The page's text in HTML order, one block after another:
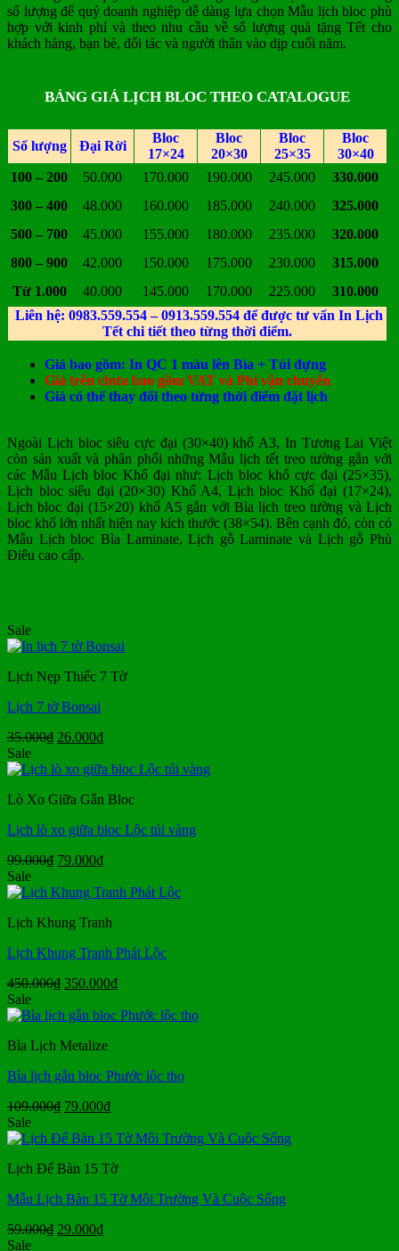
số lượng để quý doanh nghiệp dễ dàng lựa chọn Mẫu lịch bloc phù
hợp với kinh phí và theo nhu cầu về số lượng quà tặng Tết cho
khách hàng, bạn bè, đối tác và người thân vào dịp cuối năm.
BẢNG GIÁ LỊCH BLOC THEO CATALOGUE
Số lượng Đại Rời
Bloc
17×24
Bloc
20×30
Bloc
25×35
Bloc
30×40
100 – 200
50.000 170.000 190.000 245.000
330.000
300 – 400
48.000 160.000 185.000 240.000
325.000
500 – 700
45.000 155.000 180.000 235.000
320.000
800 – 900
42.000 150.000 175.000 230.000
315.000
Từ 1.000
40.000 145.000 170.000 225.000
310.000
Liên hệ: 0983.559.554 – 0913.559.554 để được tư vấn In Lịch
Tết chi tiết theo từng thời điểm.
Giá bao gồm: In QC 1 màu lên Bìa + Túi đựng
Giá trên chưa bao gồm VAT và Phí vận chuyển
Giá có thể thay đổi theo từng thời điểm đặt lịch
Ngoài Lịch bloc siêu cực đại (30×40) khổ A3, In Tương Lai Việt
còn sản xuất và phân phối những Mẫu lịch tết treo tường gắn với
các Mẫu Lịch bloc Khổ đại như: Lịch bloc khổ cực đại (25×35),
Lịch bloc siêu đại (20×30) Khổ A4, Lịch bloc Khổ đại (17×24),
Lịch bloc đại (15×20) khổ A5 gắn với Bìa lịch treo tường và Lịch
bloc khổ lớn nhất hiện nay kích thước (38×54). Bên cạnh đó, còn có
Mẫu Lịch bloc Bìa Laminate, Lịch gỗ Laminate và Lịch gỗ Phù
Điêu cao cấp.
Sale
Lịch Nẹp Thiếc 7 Tờ
Lịch 7 tờ Bonsai
35.000₫ Giá
là:
26.000₫Giá
tại
26.000₫.
Sale
Lò Xo Giữa Gắn Bloc
Lịch lò xo giữa bloc Lộc túi vàng
99.000₫ Giá
là:
79.000₫Giá
tại
79.000₫.
Sale
Lịch Khung Tranh
Lịch Khung Tranh Phát Lộc
450.000₫ Giá
là:
350.000₫Giá
tại
Sale
Bìa Lịch Metalize
Bìa lịch gắn bloc Phước lộc thọ
109.000₫ Giá
là:
79.000₫Giá
tại
79.000₫.
Sale
Lịch Để Bàn 15 Tờ
Mẫu Lịch Bàn 15 Tờ Môi Trường Và Cuộc Sống
59.000₫ Giá
29.000₫Giá
Sale